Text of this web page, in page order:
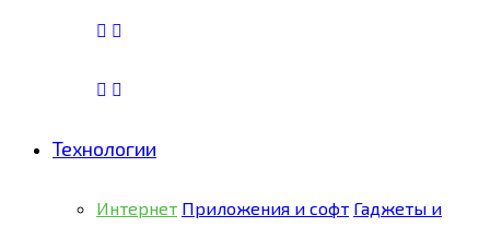
Технологии
Интернет Приложения и софт Гаджеты и